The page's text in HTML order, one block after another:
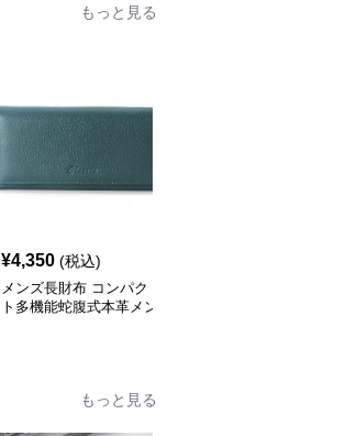
もっと見る
¥4,350 (税込)
メンズ長財布 コンパク
ト多機能蛇腹式本革メン
もっと見る